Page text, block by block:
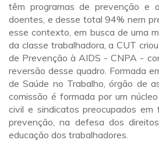
têm programas de prevenção e
doentes, e desse total 94% nem
esse contexto, em busca de uma
da classe trabalhadora, a CUT
de Prevenção à AIDS - CNPA -
reversão desse quadro. Formada
de Saúde no Trabalho, órgão de
comissão é formada por um
civil e sindicatos preocupados
prevenção, na defesa dos
educação dos trabalhadores.